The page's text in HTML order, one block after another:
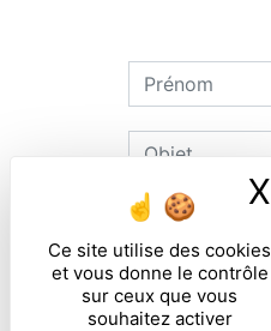
Ce site utilise des cookies
et vous donne le contrôle
sur ceux que vous
souhaitez activer
X